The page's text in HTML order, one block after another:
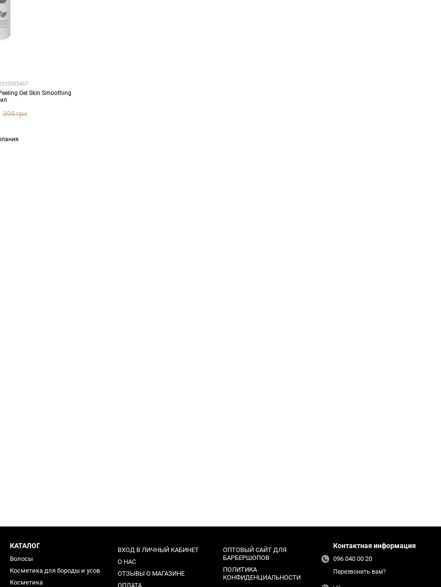
Gel Skin Smoothing
395 грн
КАТАЛОГ
Волосы
Косметика для бороды и усов
Косметика
ВХОД В ЛИЧНЫЙ КАБИНЕТ
О НАС
ОТЗЫВЫ О МАГАЗИНЕ
ОПЛАТА
ОПТОВЫЙ САЙТ ДЛЯ
БАРБЕРШОПОВ
ПОЛИТИКА
КОНФИДЕНЦИАЛЬНОСТИ
Контактная информация
096 040 00 20
Перезвонить вам?